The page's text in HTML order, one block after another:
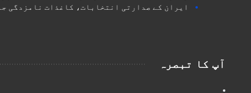
ایران کے صدارتی انتخابات، کاغذات نامزدگی
آپ کا تبصرہ